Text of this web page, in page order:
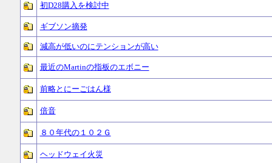
初D28購入を検討中
ギブソン摘発
減高が低いのにテンションが高い
最近のMartinの指板のエボニー
前略とにーごはん様
倍音
８０年代の１０２Ｇ
ヘッドウェイ火災